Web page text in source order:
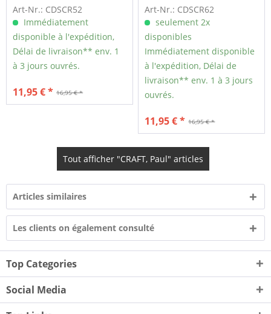
Art-Nr.: CDSCR52
Immédiatement
disponible à l'expédition,
Délai de livraison** env. 1
à 3 jours ouvrés.
16,95 € *
11,95 € *
Art-Nr.: CDSCR62
seulement 2x
disponibles
Immédiatement disponible
à l'expédition, Délai de
livraison** env. 1 à 3 jours
ouvrés.
16,95 € *
11,95 € *
Tout afficher "CRAFT, Paul" articles
Articles similaires
Les clients on également consulté
Top Categories
Social Media